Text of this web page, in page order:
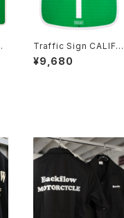
Traffic Sign CALIFO
RNIA 1
¥9,680